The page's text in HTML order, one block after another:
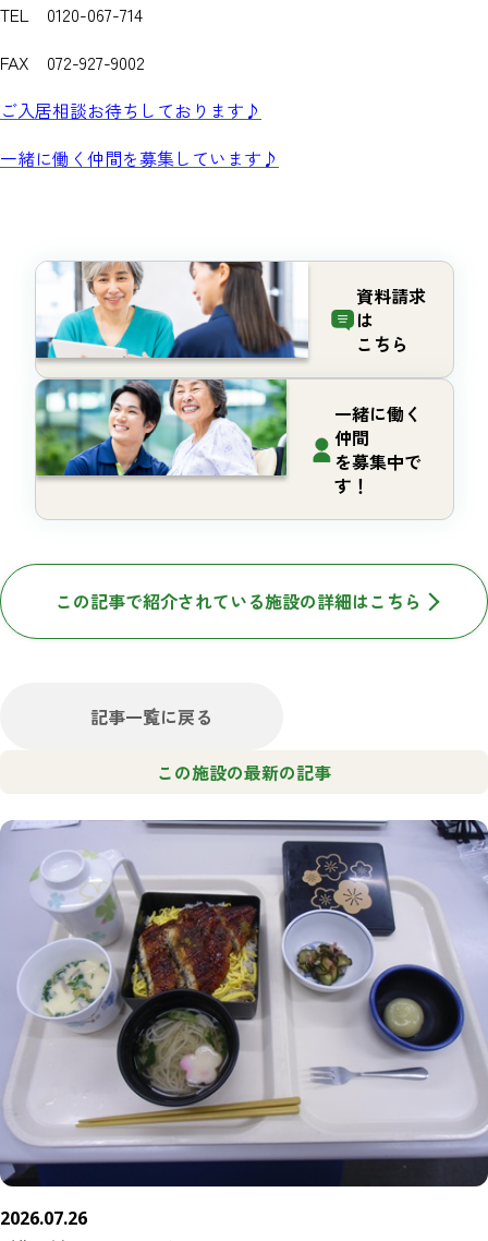
TEL 0120-067-714
FAX 072-927-9002
ご入居相談お待ちしております♪
一緒に働く仲間を募集しています♪
資料請求
は
こちら
一緒に働く
仲間
を募集中で
す！
この記事で紹介されている施設の詳細はこちら
記事一覧に戻る
この施設の最新の記事
2026.07.26